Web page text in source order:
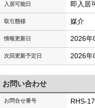
入居可能日 即入居
取引態様 媒介
情報更新日 2026年
次回更新予定日 2026年
お問い合わせ
お問合せ番号 RHS-